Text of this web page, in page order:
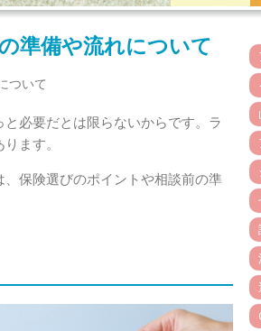
準備や流れについて
ついて
必要だとは限らないからです。ラ
ます。
保険選びのポイントや相談前の準